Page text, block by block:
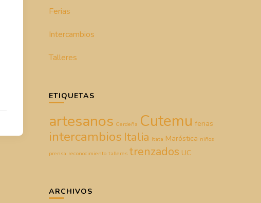
Ferias
Intercambios
Talleres
ETIQUETAS
artesanos Cerdeña Cutemu ferias
intercambios Italia Itata Maróstica niños
prensa reconocimiento talleres trenzados UC
ARCHIVOS